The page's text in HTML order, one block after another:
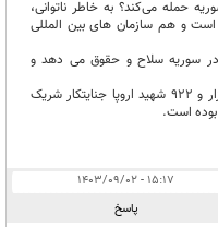
سال 2011 تاکنون به سوریه حمله می‌کند؟ به خاطر ناتوانی،
و هم سازمان های بین المللی
تروریست ها در سوریه سلاح و حقوق می دهد و
افزایش شمار قربانیان جنگ علیه غزه به ۴4 هزار و ۹۲۲ شهید اروپا جنایتکار شریک
است.
۱۵:۱۷ - ۱۴۰۳/۰۹/۰۲
پاسخ